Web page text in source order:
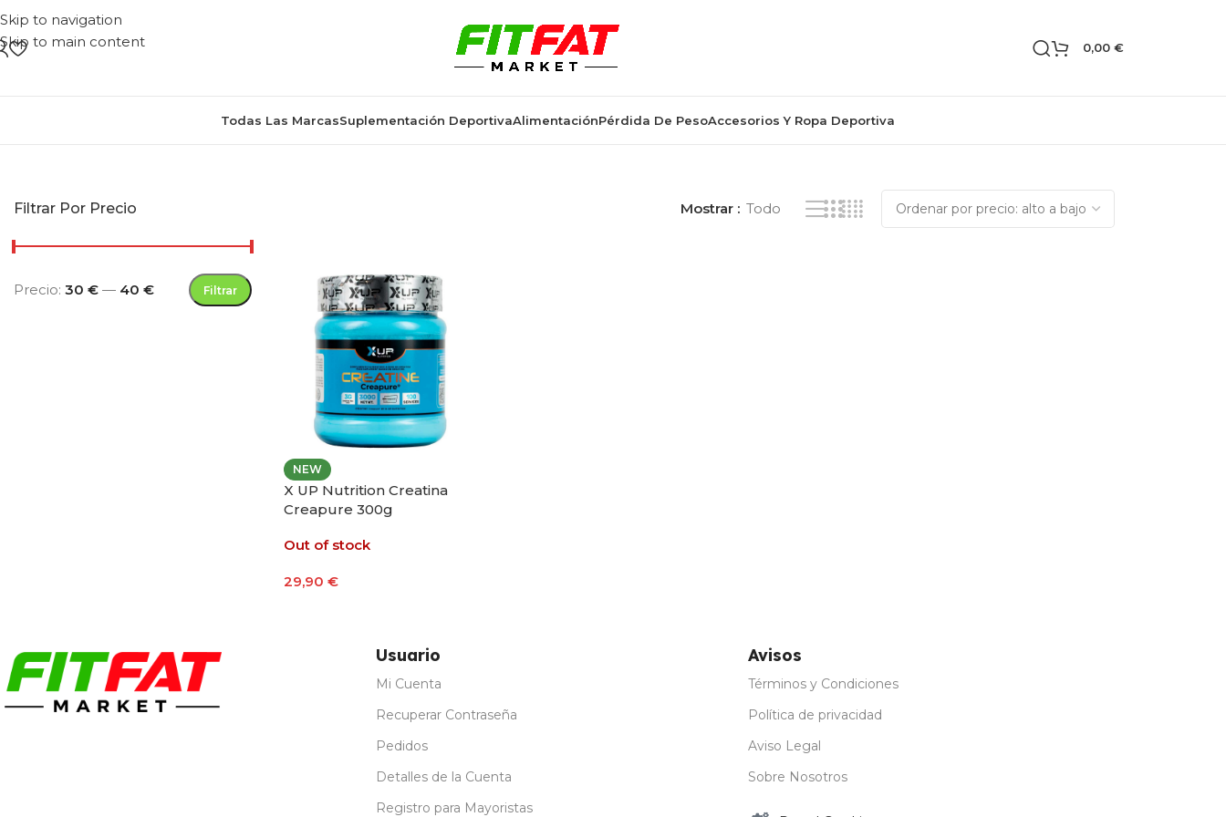
Skip to navigation
Skip to main content
0,00 €
Todas Las MarcasSuplementación DeportivaAlimentaciónPérdida De PesoAccesorios Y Ropa Deportiva
Filtrar Por Precio
Filtrar
Precio: 30 € — 40 €
Mostrar Todo
NEW
X UP Nutrition Creatina
Creapure 300g
Out of stock
29,90 €
Usuario
Mi Cuenta
Recuperar Contraseña
Pedidos
Detalles de la Cuenta
Registro para Mayoristas
Avisos
Términos y Condiciones
Política de privacidad
Aviso Legal
Sobre Nosotros